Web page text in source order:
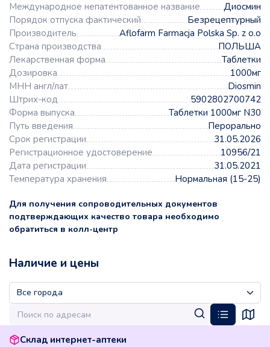
Международное непатентованное название
Диосмин
Порядок отпуска фактический
Безрецептурный
Производитель
Aflofarm Farmacja Polska Sp. z o.o
Страна производства
ПОЛЬША
Лекарственная форма
Таблетки
Дозировка
1000мг
МНН англ/лат
Diosmin
Штрих-код
5902802700742
Форма выпуска
Таблетки 1000мг N30
Путь введения
Перорально
Срок регистрации
31.05.2026
Регистрационное удостоверение
10956/21
Дата регистрации
31.05.2021
Температура хранения
Нормальная (15-25)
Для получения сопроводительных документов
подтверждающих качество товара необходимо
обратиться в колл-центр
Наличие и цены
Склад интернет-аптеки